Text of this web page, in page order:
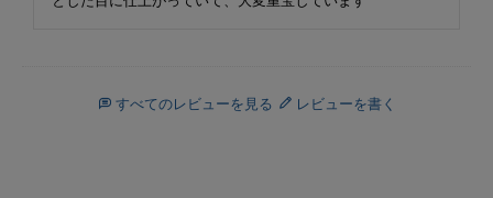
すべてのレビューを見る レビューを書く